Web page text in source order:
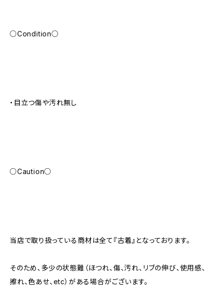
○Condition○
・目立つ傷や汚れ無し
○Caution○
当店で取り扱っている商材は全て『古着』となっております。
そのため、多少の状態難（ほつれ、傷、汚れ、リブの伸び、使用感、
擦れ、色あせ、etc）がある場合がございます。